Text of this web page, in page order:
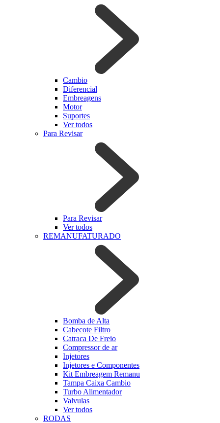
Cambio
Diferencial
Embreagens
Motor
Suportes
Ver todos
Para Revisar
Para Revisar
Ver todos
REMANUFATURADO
Bomba de Alta
Cabecote Filtro
Catraca De Freio
Compressor de ar
Injetores
Injetores e Componentes
Kit Embreagem Remanu
Tampa Caixa Cambio
Turbo Alimentador
Valvulas
Ver todos
RODAS